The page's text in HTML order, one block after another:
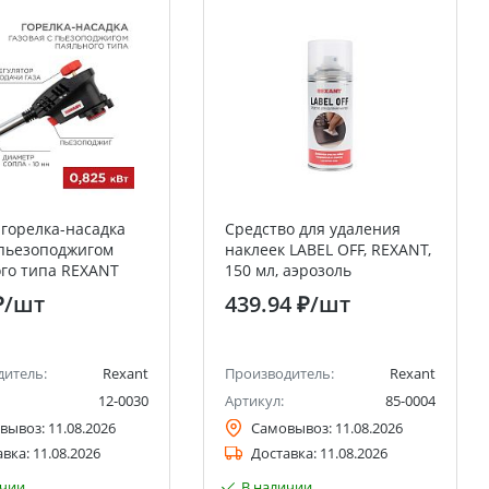
насадка
типа REXANT
/шт
Rexant
12-0030
11.08.2026
11.08.2026
Средство для удаления
наклеек LABEL OFF, REXANT,
150 мл, аэрозоль
439.94 ₽/шт
Производитель:
Rexant
Артикул:
85-0004
Самовывоз: 11.08.2026
Доставка: 11.08.2026